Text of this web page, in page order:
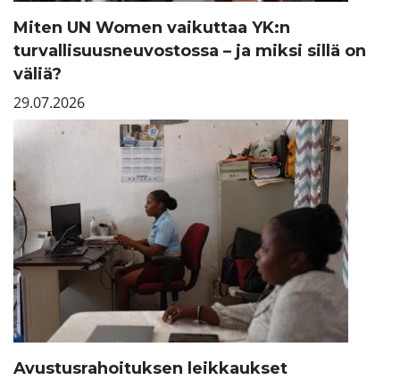
Miten UN Women vaikuttaa YK:n
turvallisuusneuvostossa – ja miksi sillä on
väliä?
29.07.2026
Avustusrahoituksen leikkaukset